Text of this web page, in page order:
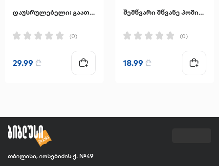
დაუსრულებელი: გაათავისუფლეთ გონება და მოიგეთ შინაგანი ომი
(0)
29.99 ₾
შემწვარი მწვანე პომიდვრები კაფე "უისელ სტოპში"
(0)
18.99 ₾
თბილისი, იოსებიძის ქ. №49